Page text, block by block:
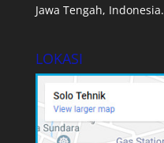
Jawa Tengah, Indonesia.
LOKASI